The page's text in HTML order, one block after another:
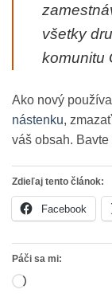
všetky
komunitu
Ako nový
nástenku,
váš obsah. Bavte
Zdieľaj tento článok:
Facebook
Páči sa mi:
Loading…